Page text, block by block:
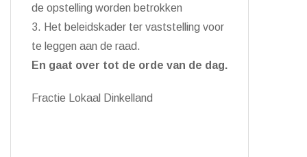
de opstelling worden betrokken
3. Het beleidskader ter vaststelling voor
te leggen aan de raad.
En gaat over tot de orde van de dag.
Fractie Lokaal Dinkelland